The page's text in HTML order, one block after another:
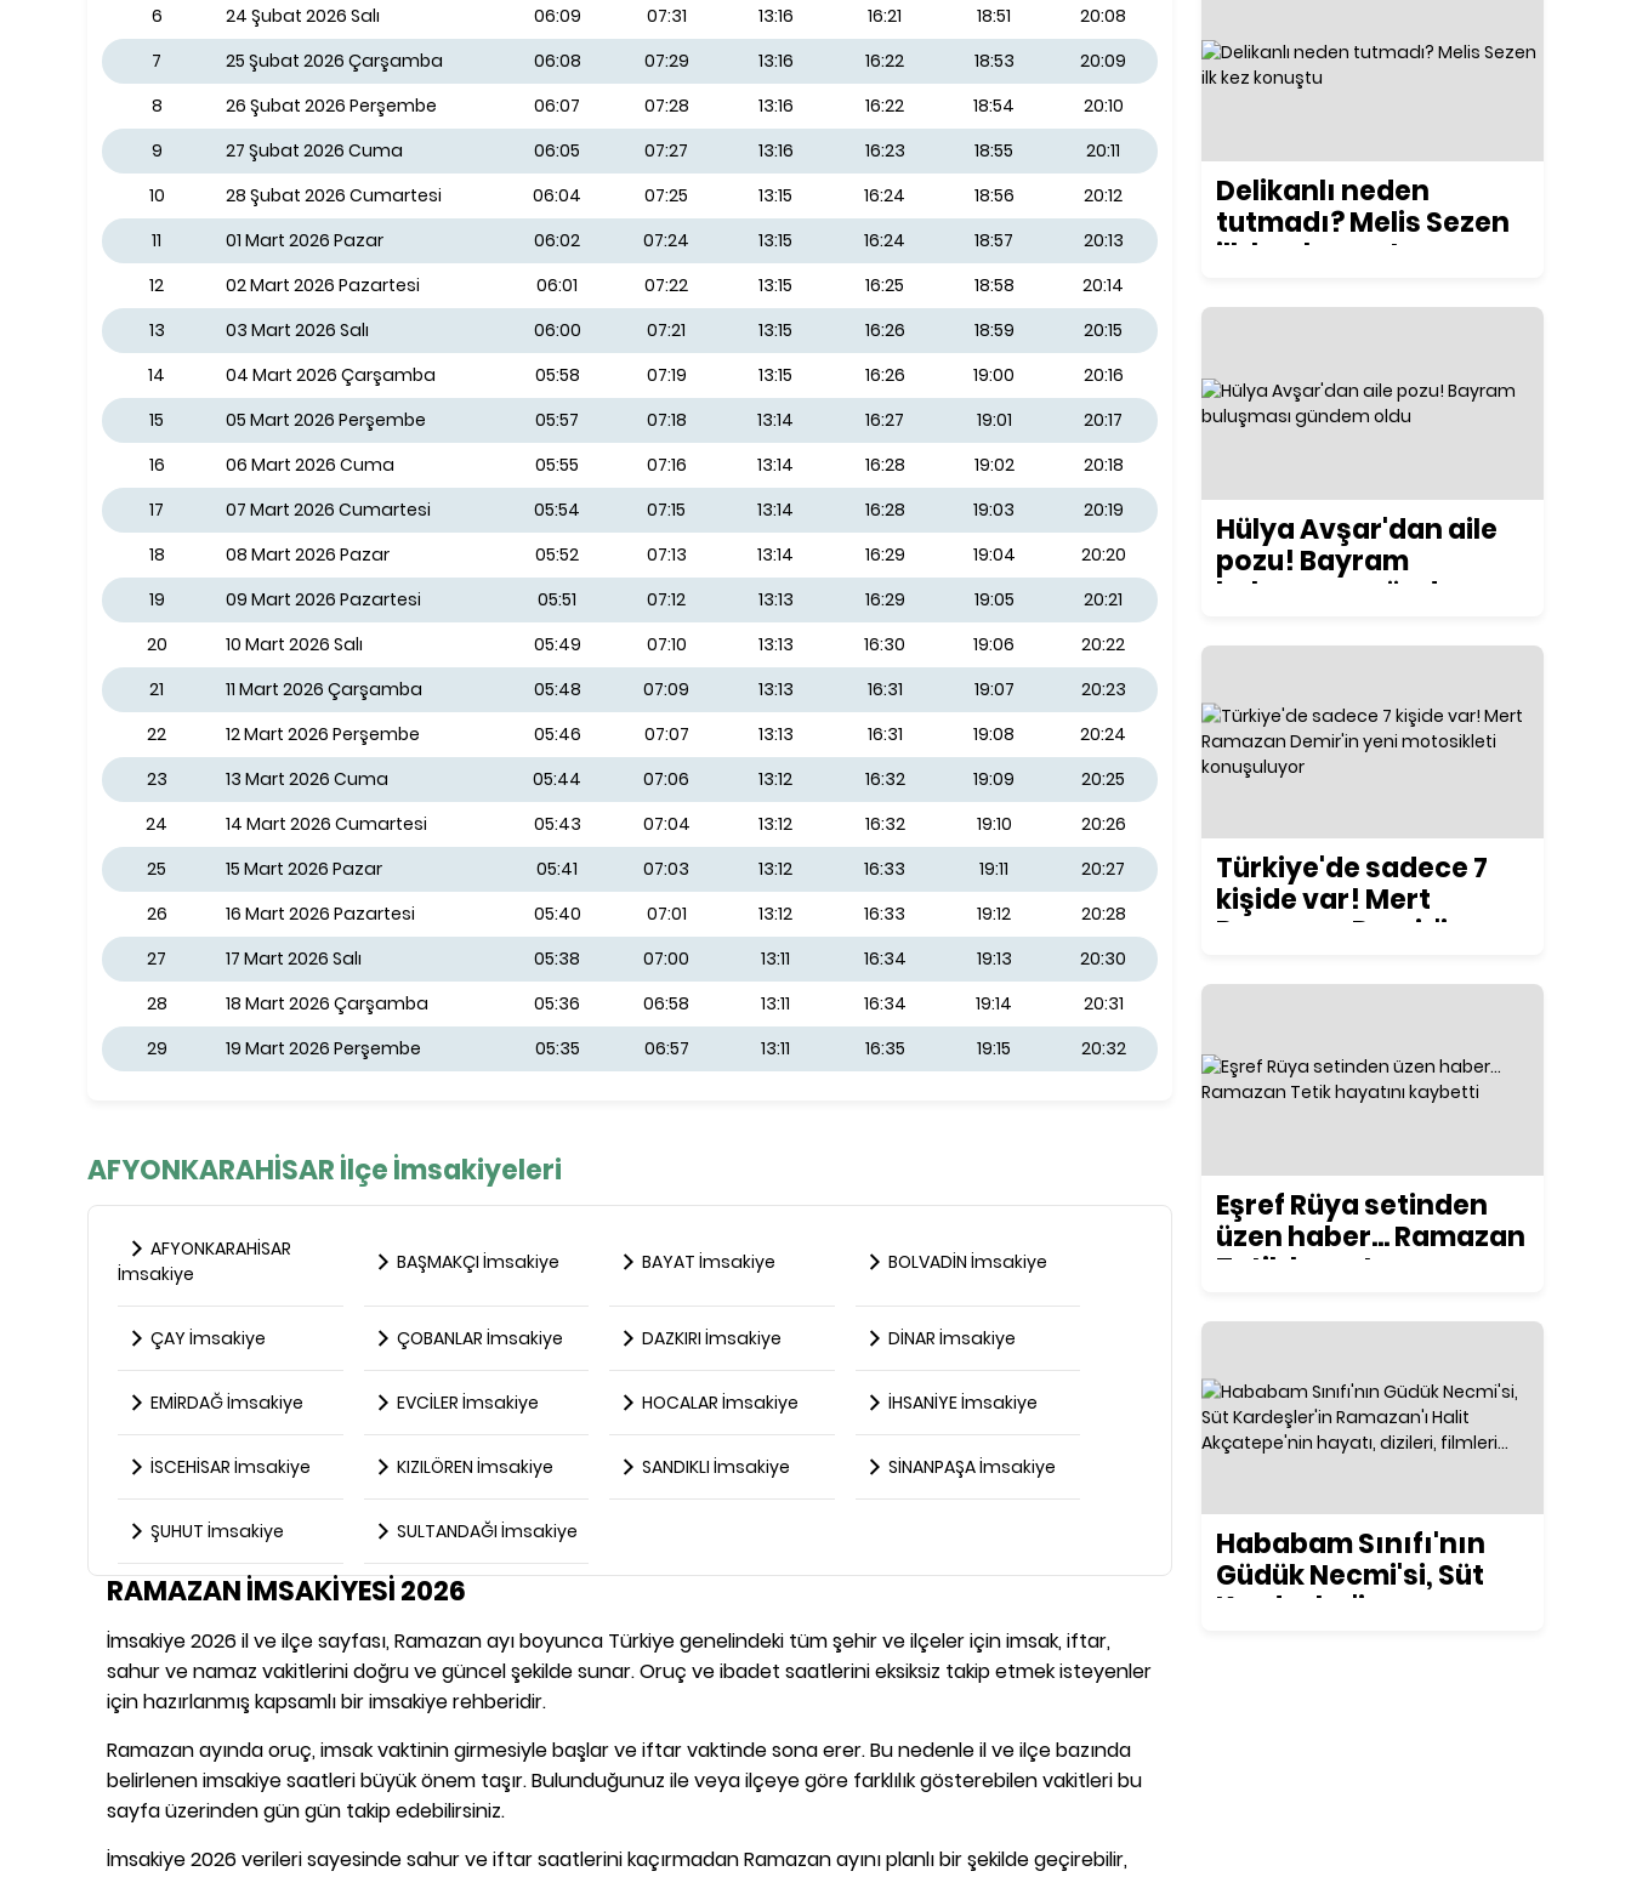
6
24 Şubat 2026 Salı 06:09 07:31 13:16 16:21 18:51
20:08
7
25 Şubat 2026 Çarşamba 06:08 07:29 13:16 16:22 18:53
20:09
8
26 Şubat 2026 Perşembe 06:07 07:28 13:16 16:22 18:54
20:10
9
27 Şubat 2026 Cuma 06:05 07:27 13:16 16:23 18:55
20:11
10
28 Şubat 2026 Cumartesi 06:04 07:25 13:15 16:24 18:56
20:12
11
01 Mart 2026 Pazar 06:02 07:24 13:15 16:24 18:57
20:13
12
02 Mart 2026 Pazartesi 06:01 07:22 13:15 16:25 18:58
20:14
13
03 Mart 2026 Salı 06:00 07:21 13:15 16:26 18:59
20:15
14
04 Mart 2026 Çarşamba 05:58 07:19 13:15 16:26 19:00
20:16
15
05 Mart 2026 Perşembe 05:57 07:18 13:14 16:27 19:01
20:17
16
06 Mart 2026 Cuma 05:55 07:16 13:14 16:28 19:02
20:18
17
07 Mart 2026 Cumartesi 05:54 07:15 13:14 16:28 19:03
20:19
18
08 Mart 2026 Pazar 05:52 07:13 13:14 16:29 19:04
20:20
19
09 Mart 2026 Pazartesi 05:51 07:12 13:13 16:29 19:05
20:21
20
10 Mart 2026 Salı 05:49 07:10 13:13 16:30 19:06
20:22
21
11 Mart 2026 Çarşamba 05:48 07:09 13:13 16:31 19:07
20:23
22
12 Mart 2026 Perşembe 05:46 07:07 13:13 16:31 19:08
20:24
23
13 Mart 2026 Cuma 05:44 07:06 13:12 16:32 19:09
20:25
24
14 Mart 2026 Cumartesi 05:43 07:04 13:12 16:32 19:10
20:26
25
15 Mart 2026 Pazar 05:41 07:03 13:12 16:33 19:11
20:27
26
16 Mart 2026 Pazartesi 05:40 07:01 13:12 16:33 19:12
20:28
27
17 Mart 2026 Salı 05:38 07:00 13:11 16:34 19:13
20:30
28
18 Mart 2026 Çarşamba 05:36 06:58 13:11 16:34 19:14
20:31
29
19 Mart 2026 Perşembe 05:35 06:57 13:11 16:35 19:15 20:32
AFYONKARAHİSAR İlçe İmsakiyeleri
AFYONKARAHİSAR
İmsakiye
BAŞMAKÇI İmsakiye BAYAT İmsakiye BOLVADİN İmsakiye
ÇAY İmsakiye ÇOBANLAR İmsakiye DAZKIRI İmsakiye DİNAR İmsakiye
EMİRDAĞ İmsakiye EVCİLER İmsakiye HOCALAR İmsakiye İHSANİYE İmsakiye
İSCEHİSAR İmsakiye KIZILÖREN İmsakiye SANDIKLI İmsakiye SİNANPAŞA İmsakiye
ŞUHUT İmsakiye SULTANDAĞI İmsakiye
RAMAZAN İMSAKİYESİ 2026
İmsakiye 2026 il ve ilçe sayfası, Ramazan ayı boyunca Türkiye genelindeki tüm şehir ve ilçeler için imsak, iftar,
sahur ve namaz vakitlerini doğru ve güncel şekilde sunar. Oruç ve ibadet saatlerini eksiksiz takip etmek isteyenler
için hazırlanmış kapsamlı bir imsakiye rehberidir.
Ramazan ayında oruç, imsak vaktinin girmesiyle başlar ve iftar vaktinde sona erer. Bu nedenle il ve ilçe bazında
belirlenen imsakiye saatleri büyük önem taşır. Bulunduğunuz ile veya ilçeye göre farklılık gösterebilen vakitleri bu
sayfa üzerinden gün gün takip edebilirsiniz.
İmsakiye 2026 verileri sayesinde sahur ve iftar saatlerini kaçırmadan Ramazan ayını planlı bir şekilde geçirebilir,
Delikanlı neden
tutmadı? Melis Sezen
ilk kez konuştu
Hülya Avşar'dan aile
pozu! Bayram
buluşması gündem
Türkiye'de sadece 7
kişide var! Mert
Ramazan Demir'in
konuşuluyor
Eşref Rüya setinden
üzen haber... Ramazan
Tetik hayatını
Hababam Sınıfı'nın
Güdük Necmi'si, Süt
Kardeşler'in